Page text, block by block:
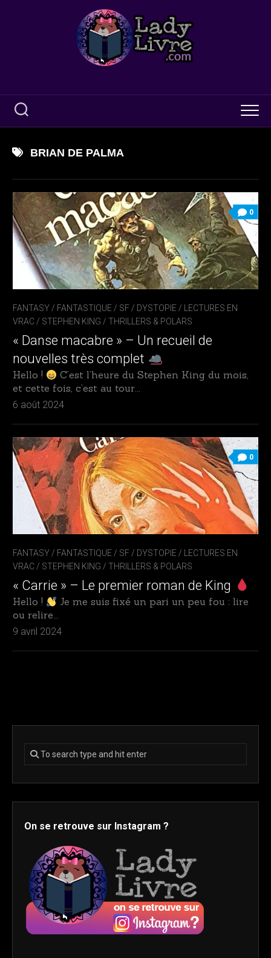
BRIAN DE PALMA
0
FANTASY / FANTASTIQUE / SF / DYSTOPIE /
LECTURES EN
VRAC / STEPHEN KING / THRILLERS & POLARS
« Danse macabre » – Un recueil de
nouvelles très complet
Hello !
C’est l’heure du Stephen King du mois,
et cette fois, c’est au tour...
6 août 2024
0
FANTASY / FANTASTIQUE / SF / DYSTOPIE /
LECTURES EN
VRAC / STEPHEN KING / THRILLERS & POLARS
« Carrie » – Le premier roman de King
Hello !
Je me suis fixé un pari un peu fou : lire
ou relire...
9 avril 2024
On se retrouve sur Instagram ?